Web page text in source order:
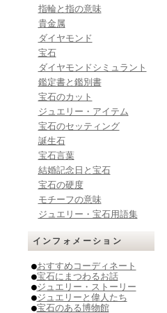
指輪と指の意味
貴金属
ダイヤモンド
宝石
ダイヤモンドシミュラント
鑑定書と鑑別書
宝石のカット
ジュエリー・アイテム
宝石のセッティング
誕生石
宝石言葉
結婚記念日と宝石
宝石の硬度
モチーフの意味
ジュエリー・宝石用語集
インフォメーション
●おすすめコーディネート
●宝石にまつわるお話
●ジュエリー・ストーリー
●ジュエリーと偉人たち
●宝石のある博物館